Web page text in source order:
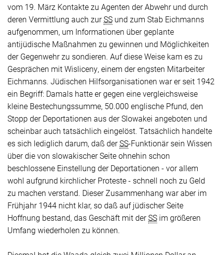
vom 19. März Kontakte zu Agenten der Abwehr und durch
deren Vermittlung auch zurSS und zum Stab Eichmanns
aufgenommen, um Informationen über geplante
antijüdische Maßnahmen zu gewinnen und Möglichkeiten
der Gegenwehr zu sondieren. Auf diese Weise kam es zu
Gesprächen mit Wisliceny, einem der engsten Mitarbeiter
Eichmanns. Jüdischen Hilfsorganisationen war er seit 1942
ein Begriff: Damals hatte er gegen eine vergleichsweise
kleine Bestechungssumme, 50.000 englische Pfund, den
Stopp der Deportationen aus der Slowakei angeboten und
scheinbar auch tatsächlich eingelöst. Tatsächlich handelte
es sich lediglich darum, daß derSS-Funktionär sein Wissen
über die von slowakischer Seite ohnehin schon
beschlossene Einstellung der Deportationen - vor allem
wohl aufgrund kirchlicher Proteste - schnell noch zu Geld
zu machen verstand. Dieser Zusammenhang war aber im
Frühjahr 1944 nicht klar, so daß auf jüdischer Seite
Hoffnung bestand, das Geschäft mit derSS im größeren
Umfang wiederholen zu können.